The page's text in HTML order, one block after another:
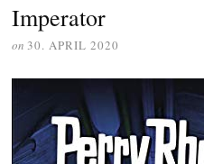
Imperator
on 30. APRIL 2020